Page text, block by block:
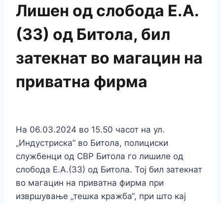
Лишен од слобода Е.А.
(33) од Битола, бил
затекнат во магацин на
приватна фирма
На 06.03.2024 во 15.50 часот на ул.
„Индустриска” во Битола, полициски
службенци од СВР Битола го лишиле од
слобода Е.А.(33) од Битола. Тој бил затекнат
во магацин на приватна фирма при
извршување „тешка кражба“, при што кај